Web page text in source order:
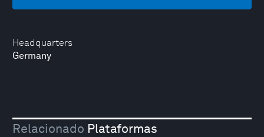
Headquarters
Germany
Relacionado Plataformas